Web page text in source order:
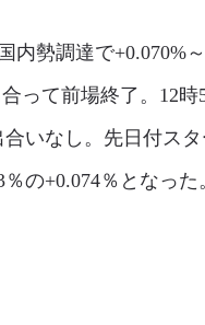
勢調達で+0.070%～
って前場終了。12時
いなし。先日付スタ
の+0.074％となった